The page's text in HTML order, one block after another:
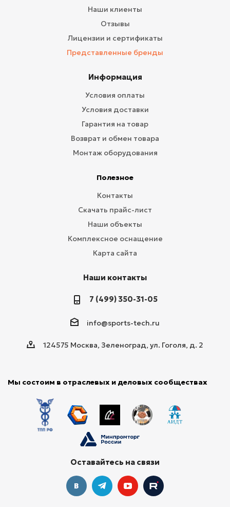
Наши клиенты
Отзывы
Лицензии и сертификаты
Представленные бренды
Информация
Условия оплаты
Условия доставки
Гарантия на товар
Возврат и обмен товара
Монтаж оборудования
Полезное
Контакты
Скачать прайс-лист
Наши объекты
Комплексное оснащение
Карта сайта
Наши контакты
7 (499) 350-31-05
info@sports-tech.ru
124575 Москва, Зеленоград, ул. Гоголя, д. 2
Мы состоим в отраслевых и деловых сообществах
Оставайтесь на связи